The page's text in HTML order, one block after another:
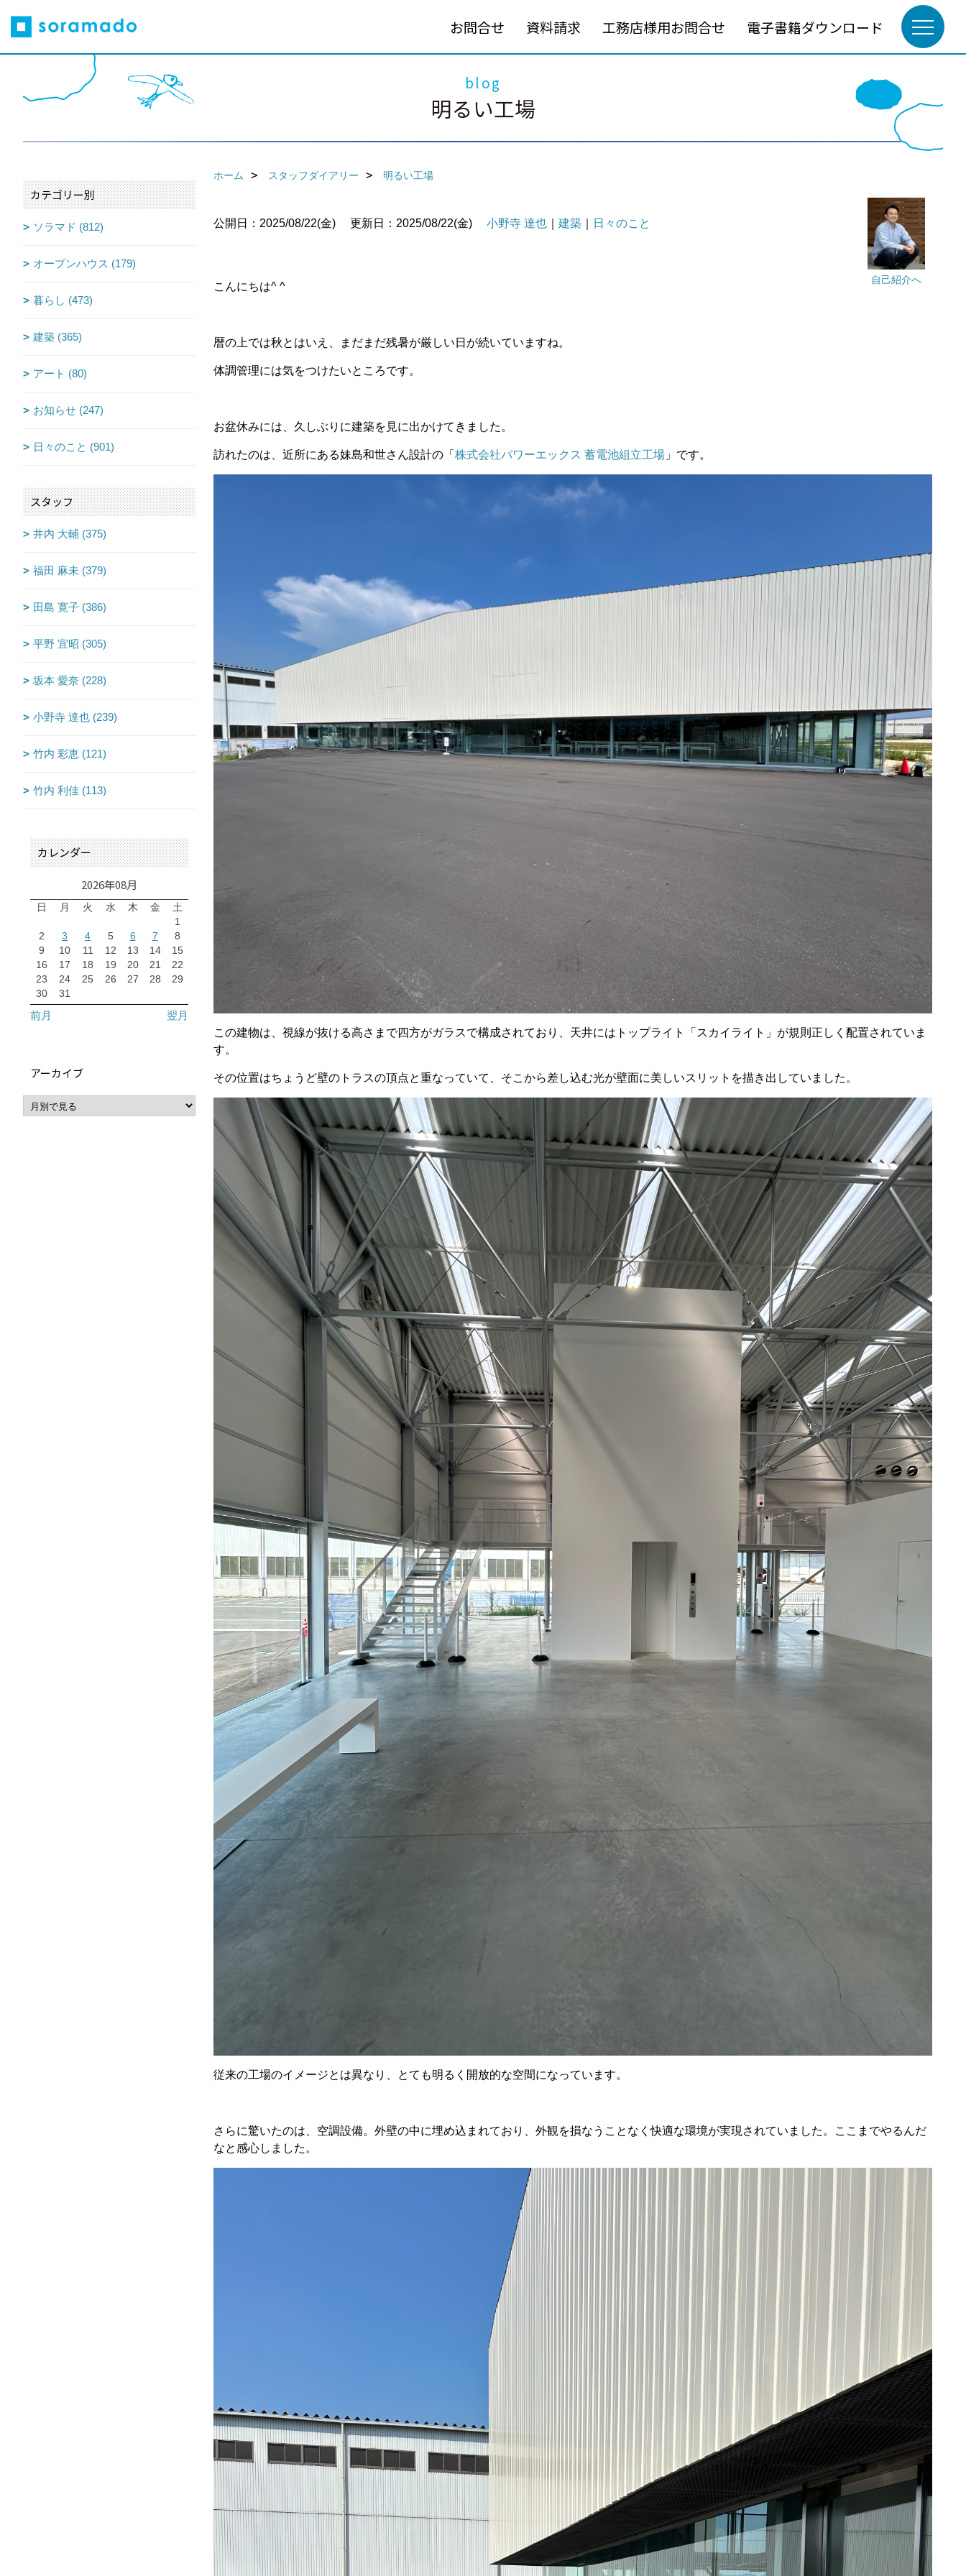
お問合せ 資料請求 工務店様用お問合せ 電子書籍ダウンロード
blog
明るい工場
ホーム スタッフダイアリー 明るい工場
自己紹介へ
公開日：2025/08/22(金) 更新日：2025/08/22(金) 小野寺 達也 建築 日々のこと
こんにちは^ ^
暦の上では秋とはいえ、まだまだ残暑が厳しい日が続いていますね。
体調管理には気をつけたいところです。
お盆休みには、久しぶりに建築を見に出かけてきました。
訪れたのは、近所にある妹島和世さん設計の「 株式会社パワーエックス 蓄電池組立工場 」です。
この建物は、視線が抜ける高さまで四方がガラスで構成されており、天井にはトップライト「スカイライト」が規則正しく配置されていま
す。
その位置はちょうど壁のトラスの頂点と重なっていて、そこから差し込む光が壁面に美しいスリットを描き出していました。
従来の工場のイメージとは異なり、とても明るく開放的な空間になっています。
さらに驚いたのは、空調設備。外壁の中に埋め込まれており、外観を損なうことなく快適な環境が実現されていました。ここまでやるんだ
なと感心しました。
カテゴリー別
ソラマド (812)
オープンハウス (179)
暮らし (473)
建築 (365)
アート (80)
お知らせ (247)
日々のこと (901)
スタッフ
井内 大輔 (375)
福田 麻未 (379)
田島 寛子 (386)
平野 宜昭 (305)
坂本 愛奈 (228)
小野寺 達也 (239)
竹内 彩恵 (121)
竹内 利佳 (113)
カレンダー
2026年08月
日 月 火 水 木 金
土
1
2
3 4 5 6 7
8
9
10 11 12 13 14
15
16
17 18 19 20 21
22
23
24 25 26 27 28
29
30
31
前月 翌月
アーカイブ